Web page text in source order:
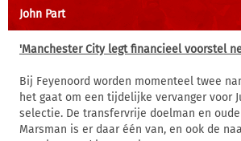
John Part
'Manchester City legt financieel voorstel
Bij Feyenoord worden momenteel twee
het gaat om een tijdelijke vervanger voor
selectie. De transfervrije doelman en
Marsman is er daar één van, en ook de